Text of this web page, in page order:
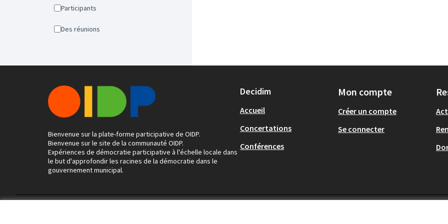
Participants
Des réunions
Bienvenue sur la plate-forme participative de OIDP.
Bienvenue sur le site de la communauté OIDP.
Expériences de démocratie participative à l'échelle locale dans
le but d'approfondir les racines de la démocratie dans le
gouvernement municipal.
Decidim
Accueil
Concertations
Conférences
Mon compte
Créer un compte
Se connecter